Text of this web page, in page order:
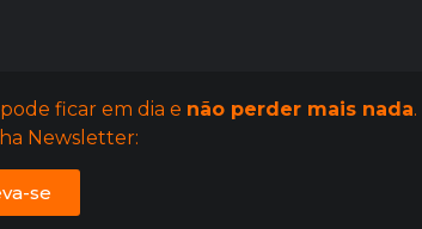
ficar em dia e não perder mais nada.
Newsletter:
se